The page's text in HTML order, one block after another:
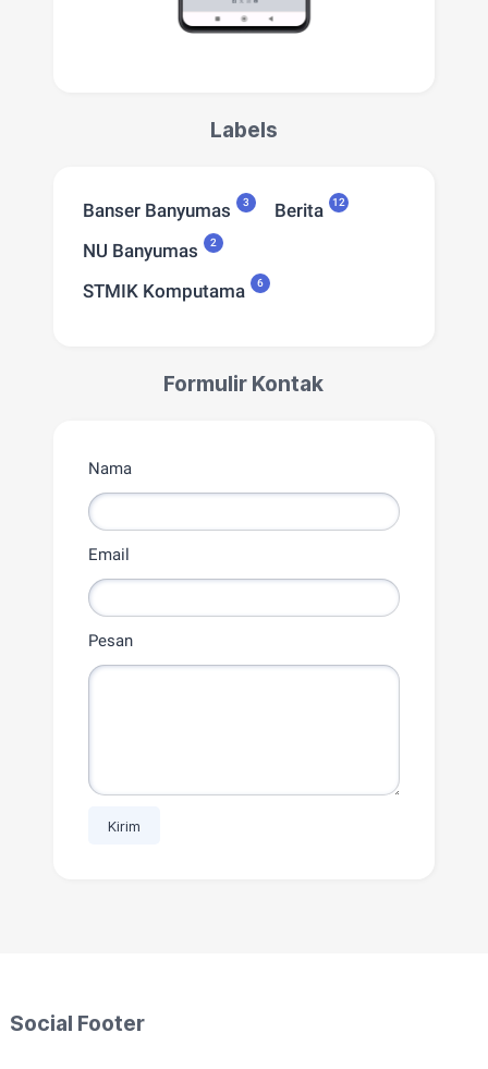
Labels
Banser Banyumas 3 Berita 12
NU Banyumas 2
STMIK Komputama 6
Formulir Kontak
Nama
Email
Pesan
Social Footer